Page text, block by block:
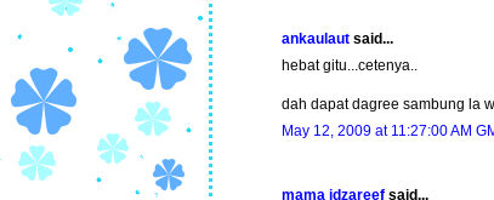
ankaulaut said...
hebat gitu...cetenya..
dah dapat dagree sambung la
May 12, 2009 at 11:27:00 AM
mama idzareef said...